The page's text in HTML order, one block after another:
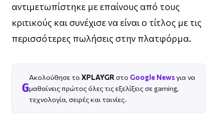
αντιμετωπίστηκε με επαίνους από τους
κριτικούς και συνέχισε να είναι ο τίτλος με τις
περισσότερες πωλήσεις στην πλατφόρμα.
G
Ακολούθησε το XPLAYGR στο Google Newsγια να
μαθαίνεις πρώτος όλες τις εξελίξεις σε gaming,
τεχνολογία, σειρές και ταινίες.